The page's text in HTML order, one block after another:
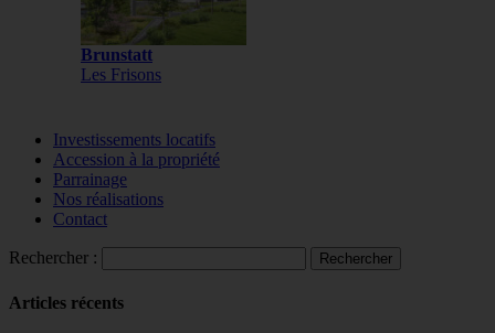
Brunstatt
Les Frisons
Investissements locatifs
Accession à la propriété
Parrainage
Nos réalisations
Contact
Rechercher :
Articles récents